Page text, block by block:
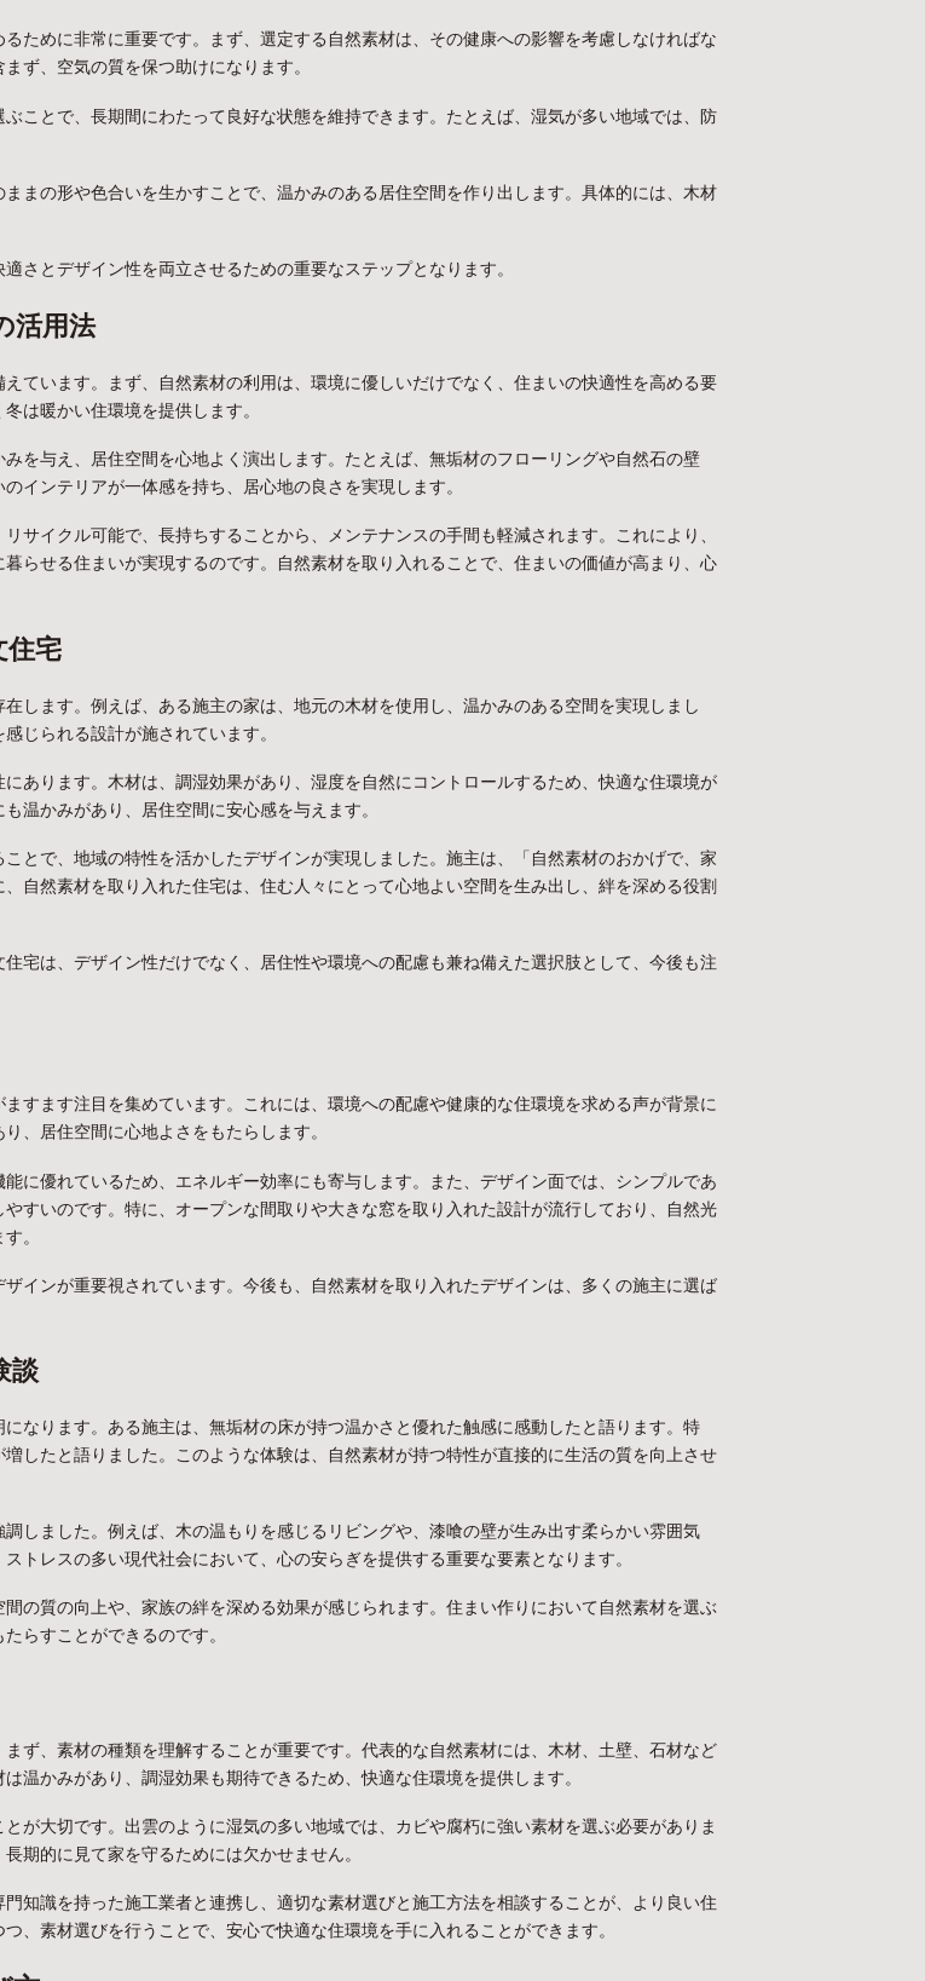
ために非常に重要です。まず、選定する自然素材は、その健康への影響を考慮しなければな
ず、空気の質を保つ助けになります。
ことで、長期間にわたって良好な状態を維持できます。たとえば、湿気が多い地域では、防
まの形や色合いを生かすことで、温かみのある居住空間を作り出します。具体的には、木材
さとデザイン性を両立させるための重要なステップとなります。
活用法
ています。まず、自然素材の利用は、環境に優しいだけでなく、住まいの快適性を高める要
は暖かい住環境を提供します。
を与え、居住空間を心地よく演出します。たとえば、無垢材のフローリングや自然石の壁
インテリアが一体感を持ち、居心地の良さを実現します。
サイクル可能で、長持ちすることから、メンテナンスの手間も軽減されます。これにより、
らせる住まいが実現するのです。自然素材を取り入れることで、住まいの価値が高まり、心
住宅
します。例えば、ある施主の家は、地元の木材を使用し、温かみのある空間を実現しまし
じられる設計が施されています。
あります。木材は、調湿効果があり、湿度を自然にコントロールするため、快適な住環境が
温かみがあり、居住空間に安心感を与えます。
とで、地域の特性を活かしたデザインが実現しました。施主は、「自然素材のおかげで、家
自然素材を取り入れた住宅は、住む人々にとって心地よい空間を生み出し、絆を深める役割
宅は、デザイン性だけでなく、居住性や環境への配慮も兼ね備えた選択肢として、今後も注
すます注目を集めています。これには、環境への配慮や健康的な住環境を求める声が背景に
、居住空間に心地よさをもたらします。
に優れているため、エネルギー効率にも寄与します。また、デザイン面では、シンプルであ
すいのです。特に、オープンな間取りや大きな窓を取り入れた設計が流行しており、自然光
。
インが重要視されています。今後も、自然素材を取り入れたデザインは、多くの施主に選ば
談
なります。ある施主は、無垢材の床が持つ温かさと優れた触感に感動したと語ります。特
したと語りました。このような体験は、自然素材が持つ特性が直接的に生活の質を向上させ
しました。例えば、木の温もりを感じるリビングや、漆喰の壁が生み出す柔らかい雰囲気
トレスの多い現代社会において、心の安らぎを提供する重要な要素となります。
の質の向上や、家族の絆を深める効果が感じられます。住まい作りにおいて自然素材を選ぶ
らすことができるのです。
ず、素材の種類を理解することが重要です。代表的な自然素材には、木材、土壁、石材など
温かみがあり、調湿効果も期待できるため、快適な住環境を提供します。
が大切です。出雲のように湿気の多い地域では、カビや腐朽に強い素材を選ぶ必要がありま
期的に見て家を守るためには欠かせません。
知識を持った施工業者と連携し、適切な素材選びと施工方法を相談することが、より良い住
、素材選びを行うことで、安心で快適な住環境を手に入れることができます。